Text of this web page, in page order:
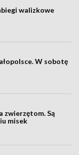
walizkowe
W sobotę
zwierzętom. Są
misek